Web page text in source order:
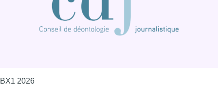
BX1 2026